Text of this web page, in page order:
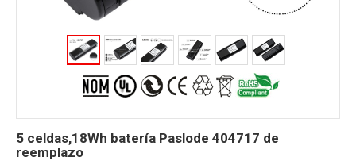
5 celdas,18Wh batería Paslode 404717 de
reemplazo